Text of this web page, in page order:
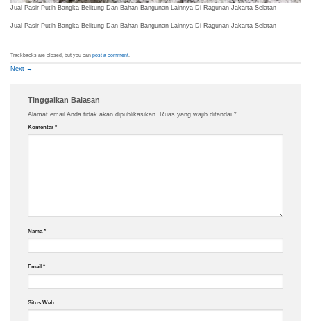
Jual Pasir Putih Bangka Belitung Dan Bahan Bangunan Lainnya Di Ragunan Jakarta Selatan
Jual Pasir Putih Bangka Belitung Dan Bahan Bangunan Lainnya Di Ragunan Jakarta Selatan
Trackbacks are closed, but you can post a comment.
Next →
Tinggalkan Balasan
Alamat email Anda tidak akan dipublikasikan. Ruas yang wajib ditandai *
Komentar *
Nama *
Email *
Situs Web